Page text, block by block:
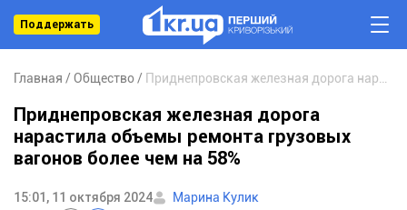
Поддержать
Главная Общество
Приднепровская железная дорога
нарастила объемы ремонта грузовых
вагонов более чем на 58%
15:01, 11 октября 2024
Марина Кулик